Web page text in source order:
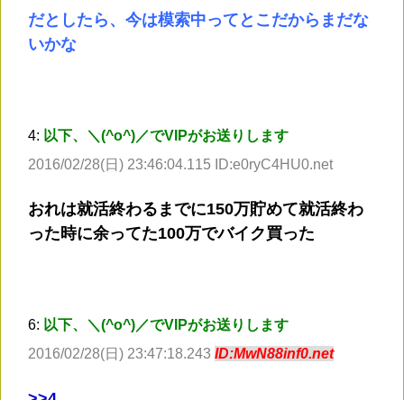
だとしたら、今は模索中ってとこだからまだな
いかな
4: 以下、＼(^o^)／でVIPがお送りします
2016/02/28(日) 23:46:04.115 ID:e0ryC4HU0.net
おれは就活終わるまでに150万貯めて就活終わ
った時に余ってた100万でバイク買った
6: 以下、＼(^o^)／でVIPがお送りします
2016/02/28(日) 23:47:18.243 ID:MwN88inf0.net